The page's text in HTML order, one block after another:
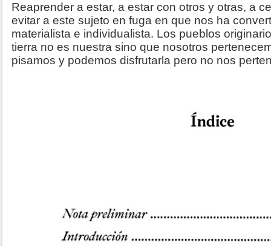
Reaprender a estar, a estar con otros y otras, a
evitar a este sujeto en fuga en que nos ha
materialista e individualista. Los pueblos
tierra no es nuestra sino que nosotros
pisamos y podemos disfrutarla pero no nos